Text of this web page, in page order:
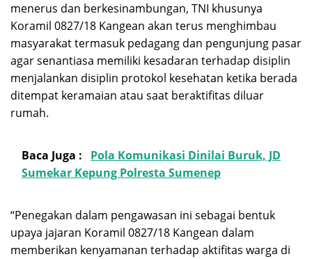
menerus dan berkesinambungan, TNI khusunya
Koramil 0827/18 Kangean akan terus menghimbau
masyarakat termasuk pedagang dan pengunjung pasar
agar senantiasa memiliki kesadaran terhadap disiplin
menjalankan disiplin protokol kesehatan ketika berada
ditempat keramaian atau saat beraktifitas diluar
rumah.
Baca Juga :
Pola Komunikasi Dinilai Buruk, JD
Sumekar Kepung Polresta Sumenep
“Penegakan dalam pengawasan ini sebagai bentuk
upaya jajaran Koramil 0827/18 Kangean dalam
memberikan kenyamanan terhadap aktifitas warga di